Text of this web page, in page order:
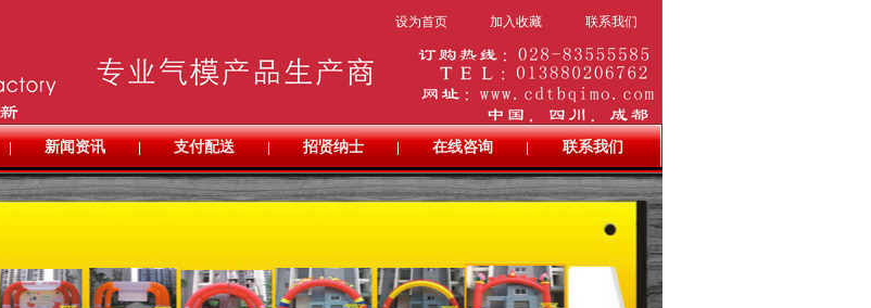
设为首页 加入收藏 联系我们
| 新闻资讯 | 支付配送 | 招贤纳士 | 在线咨询 | 联系我们